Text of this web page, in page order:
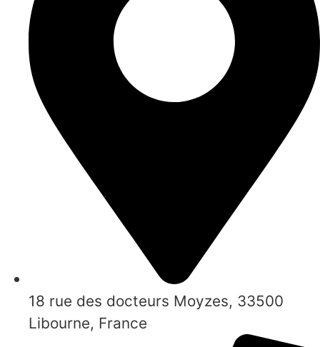
18 rue des docteurs Moyzes, 33500
Libourne, France